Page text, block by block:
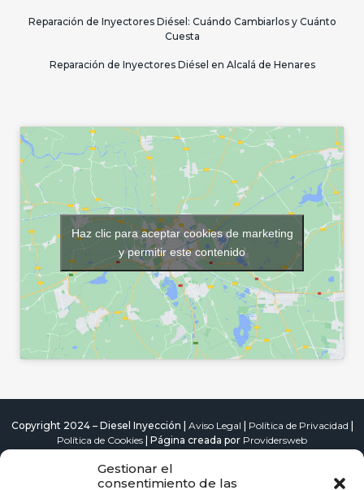
Gestionar el
consentimiento de las
Reparación de Inyectores Diésel: Cuándo Cambiarlos y Cuánto
Cuesta
Reparación de Inyectores Diésel en Alcalá de Henares
Haz clic para aceptar cookies de marketing
y permitir este contenido
Copyright 2024 – Diesel Inyección | Aviso Legal Política de Privacidad
Política de Cookies | Página creada por Providersweb
Cambio de Correas de Distribución